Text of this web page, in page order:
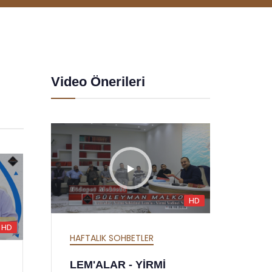
HD
Video Önerileri
HD HD
HAFTALIK SOHBETLER
MEKTUBAT - YİRMİ